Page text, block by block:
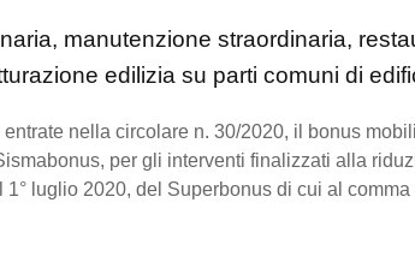
manutenzione straordinaria,
edilizia su parti comuni di
nella circolare n. 30/2020, il bonus
per gli interventi finalizzati alla
luglio 2020, del Superbonus di cui al comma